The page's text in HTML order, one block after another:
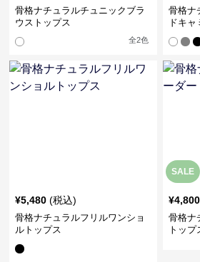
骨格ナチュラルチュニックブラ
ウストップス
全2色
骨格ナ
ドキ
¥5,480 (税込)
骨格ナチュラルフリルワンショ
ルトップス
SALE
¥4,800
骨格ナ
トップ